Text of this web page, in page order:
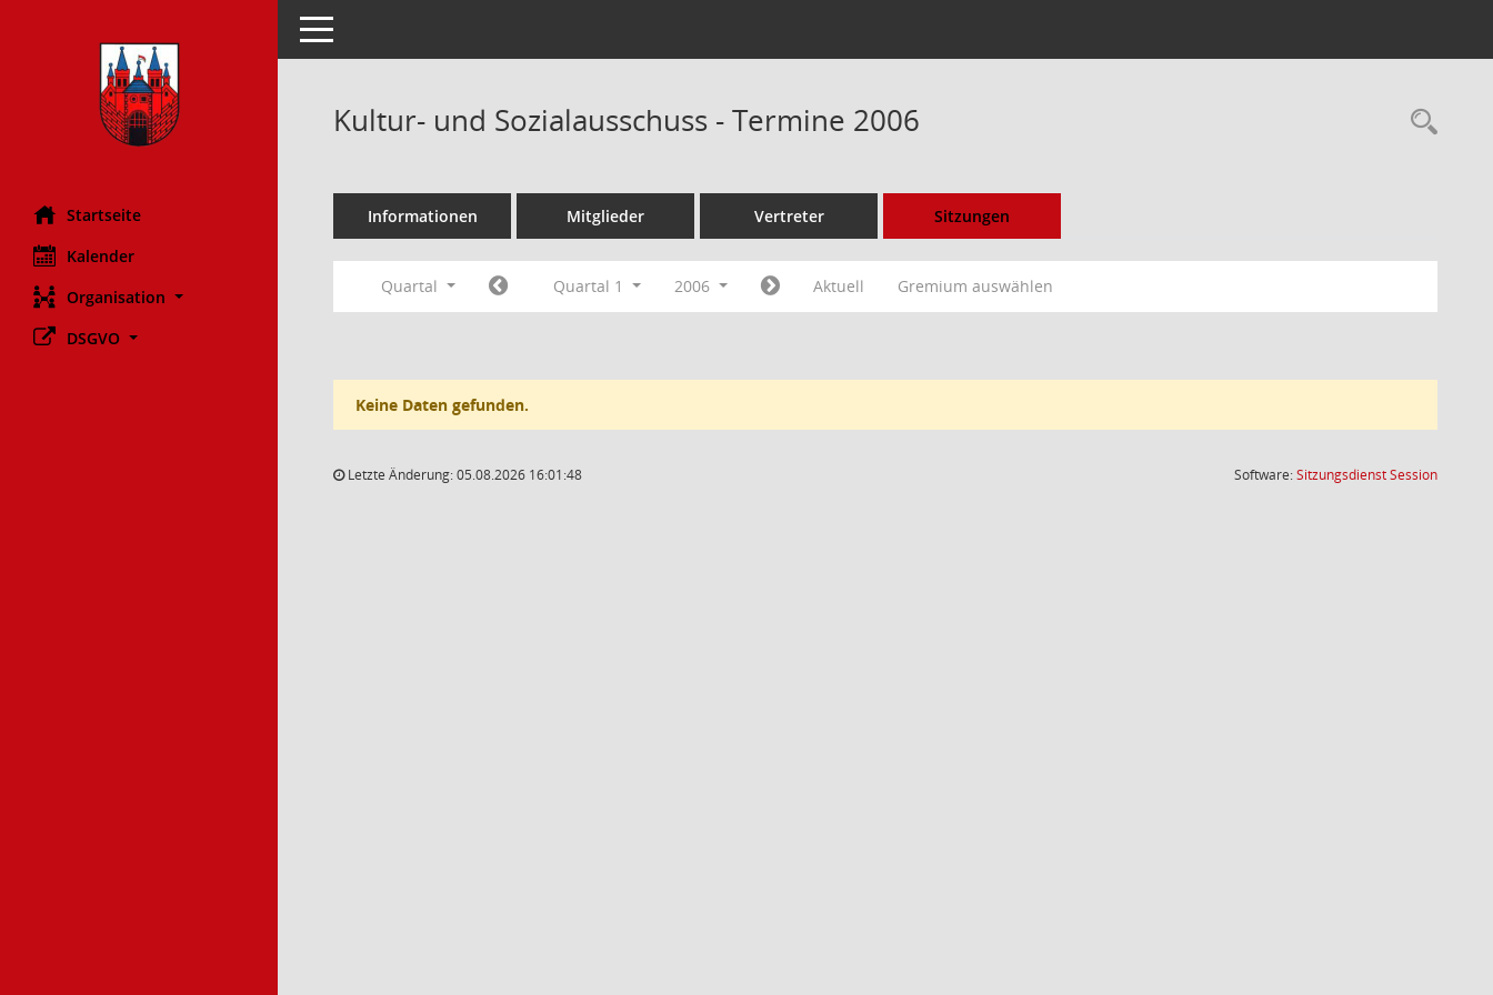
Startseite
Kalender
Organisation
DSGVO
Toggle navigation
Kultur- und Sozialausschuss - Termine 2006
Informationen Mitglieder Vertreter Sitzungen
Quartal Quartal 1 2006 Aktuell Gremium auswählen
Keine Daten gefunden.
Letzte Änderung: 05.08.2026 16:01:48 Software:SitzungsdienstSession(Wird in